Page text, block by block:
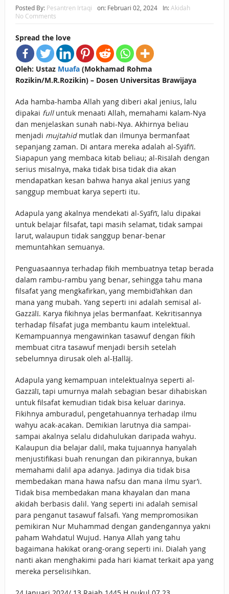
HUKUM MEMBAYAR ZAKAT DENGAN CARA MENGANGSUR
HUKUM MEMBAYAR ZAKAT KEPADA KERABAT SENDIRI
Posted By: Pesantren Irtaqi on: Februari 02, 2024 In:Akidah
No Comments
Spread the love
Oleh: Ustaz Muafa(Mokhamad Rohma
Rozikin/M.R.Rozikin) – Dosen Universitas Brawijaya
Ada hamba-hamba Allah yang diberi akal jenius, lalu
dipakai fulluntuk menaati Allah, memahami kalam-Nya
dan menjelaskan sunah nabi-Nya. Akhirnya beliau
menjadi mujtahidmutlak dan ilmunya bermanfaat
sepanjang zaman. Di antara mereka adalah al-Syāfi‘ī.
Siapapun yang membaca kitab beliau; al-Risālah dengan
serius misalnya, maka tidak bisa tidak dia akan
mendapatkan kesan bahwa hanya akal jenius yang
sanggup membuat karya seperti itu.
Adapula yang akalnya mendekati al-Syāfi‘ī, lalu dipakai
untuk belajar filsafat, tapi masih selamat, tidak sampai
larut, walaupun tidak sanggup benar-benar
memuntahkan semuanya.
Penguasaannya terhadap fikih membuatnya tetap berada
dalam rambu-rambu yang benar, sehingga tahu mana
filsafat yang mengkafirkan, yang membid’ahkan dan
mana yang mubah. Yang seperti ini adalah semisal al-
Gazzālī. Karya fikihnya jelas bermanfaat. Kekritisannya
terhadap filsafat juga membantu kaum intelektual.
Kemampuannya mengawinkan tasawuf dengan fikih
membuat citra tasawuf menjadi bersih setelah
sebelumnya dirusak oleh al-Ḥallāj.
Adapula yang kemampuan intelektualnya seperti al-
Gazzālī, tapi umurnya malah sebagian besar dihabiskan
untuk filsafat kemudian tidak bisa keluar darinya.
Fikihnya amburadul, pengetahuannya terhadap ilmu
wahyu acak-acakan. Demikian larutnya dia sampai-
sampai akalnya selalu didahulukan daripada wahyu.
Kalaupun dia belajar dalil, maka tujuannya hanyalah
menjustifikasi buah renungan dan pikirannya, bukan
memahami dalil apa adanya. Jadinya dia tidak bisa
membedakan mana hawa nafsu dan mana ilmu syar’i.
Tidak bisa membedakan mana khayalan dan mana
akidah berbasis dalil. Yang seperti ini adalah semisal
para penganut tasawuf falsafi. Yang mempromosikan
pemikiran Nur Muhammad dengan gandengannya yakni
paham Wahdatul Wujud. Hanya Allah yang tahu
bagaimana hakikat orang-orang seperti ini. Dialah yang
nanti akan menghakimi pada hari kiamat terkait apa yang
mereka perselisihkan.